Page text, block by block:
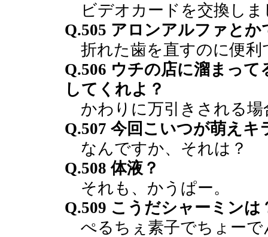
ビデオカードを交換しま
Q.505 アロンアルファとか
折れた歯を直すのに便利
Q.506 ウチの店に溜まっ
してくれよ？
かわりに万引きされる場
Q.507 今回こいつが萌えキ
なんですか、それは？
Q.508 体液？
それも、かうぱー。
Q.509 こうだシャーミンは
ぺるちぇ素子でちょーで